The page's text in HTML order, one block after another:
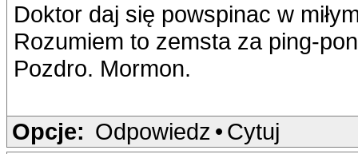
Doktor daj się powspinac w
Rozumiem to zemsta za ping-
Pozdro. Mormon.
Opcje: Odpowiedz • Cytuj